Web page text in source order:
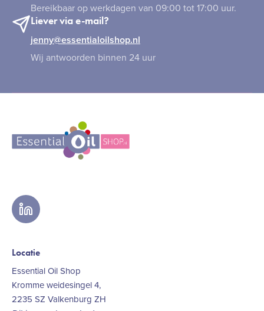
Bereikbaar op werkdagen van 09:00 tot 17:00 uur.
Liever via e-mail?
jenny@essentialoilshop.nl
Wij antwoorden binnen 24 uur
linkedin
Locatie
Essential Oil Shop
Kromme weidesingel 4,
2235 SZ Valkenburg ZH